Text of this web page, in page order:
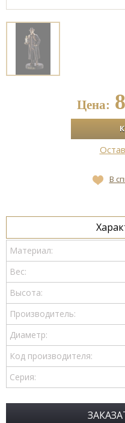
Цена:
В
Материал:
Вес:
Высота:
Производитель:
Диаметр:
Код производителя:
Серия: